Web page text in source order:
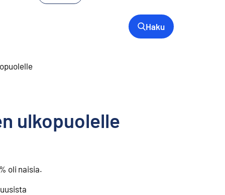
Haku
ulkopuolelle
oli naisia.